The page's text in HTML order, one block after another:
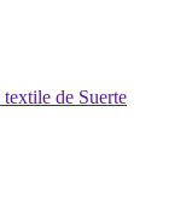
de Suerte